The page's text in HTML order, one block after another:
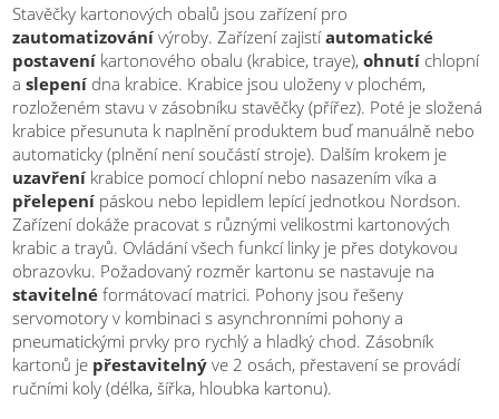
Stavěčky kartonových obalů jsou zařízení pro
zautomatizovánívýroby. Zařízení zajistíautomatické
postavení kartonového obalu (krabice, traye),ohnutí chlopní
aslepení dna krabice. Krabice jsou uloženy v plochém,
rozloženém stavu v zásobníku stavěčky (přířez). Poté je složená
krabice přesunuta k naplnění produktem buď manuálně nebo
automaticky (plnění není součástí stroje). Dalším krokem je
uzavření krabice pomocí chlopní nebo nasazením víka a
přelepení páskou nebo lepidlem lepící jednotkou Nordson.
Zařízení dokáže pracovat s různými velikostmi kartonových
krabic a trayů. Ovládání všech funkcí linky je přes dotykovou
obrazovku. Požadovaný rozměr kartonu se nastavuje na
stavitelnéformátovací matrici. Pohony jsou řešeny
servomotory v kombinaci s asynchronními pohony a
pneumatickými prvky pro rychlý a hladký chod. Zásobník
kartonů je přestavitelnýve 2 osách, přestavení se provádí
ručními koly (délka, šířka, hloubka kartonu).